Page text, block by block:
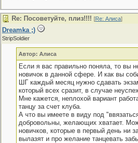
Re: Посоветуйте, плиз!!!! [Re: Алиса]
Dreamka ;)
StripSoldier
Автор: Алиса
Если я вас правильно поняла, то вы
новичок в данной сфере. И как вы
ШГ каждый месяц нужно сдавать
который всех сразит, в случае
Мне кажется, неплохой вариант
танцу за счет клуба.
А что вы имеете в виду под
добровольны, желающих хватает.
новичков, которые в первый день ни
вылазят и про желание танцевать